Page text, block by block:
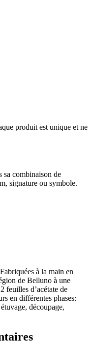
produit est unique et ne
sa combinaison de
signature ou symbole.
à la main en
de Belluno à une
feuilles d’acétate de
en différentes phases:
découpage,